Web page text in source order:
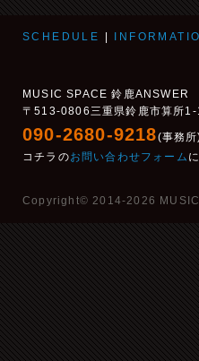
SCHEDULE
MUSIC SPACE 鈴鹿ANSWER
〒513-0806三重県鈴鹿市算所
090-2680-9218(事務
コチラのお問い合わせフォーム
Copyright© 2014-2026